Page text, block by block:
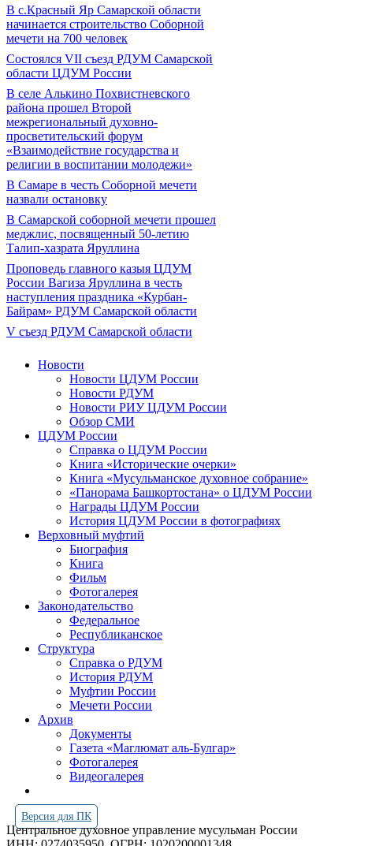
В с.Красный Яр Самарской области
начинается строительство Соборной
мечети на 700 человек
Состоялся VII съезд РДУМ Самарской
области ЦДУМ России
В селе Алькино Похвистневского
района прошел Второй
межрегиональный духовно-
просветительский форум
«Взаимодействие государства и
религии в воспитании молодежи»
В Самаре в честь Соборной мечети
назвали остановку
В Самарской соборной мечети прошел
меджлис, посвященный 50-летию
Талип-хазрата Яруллина
Проповедь главного казыя ЦДУМ
России Вагиза Яруллина в честь
наступления праздника «Курбан-
Байрам» РДУМ Самарской области
V съезд РДУМ Самарской области
Новости
Новости ЦДУМ России
Новости РДУМ
Новости РИУ ЦДУМ России
Обзор СМИ
ЦДУМ России
Справка о ЦДУМ России
Книга «Исторические очерки»
Книга «Мусульманское духовное собрание»
«Панорама Башкортостана» о ЦДУМ России
Награды ЦДУМ России
История ЦДУМ России в фотографиях
Верховный муфтий
Биография
Книга
Фильм
Фотогалерея
Законодательство
Федеральное
Республиканское
Структура
Справка о РДУМ
История РДУМ
Муфтии России
Мечети России
Архив
Документы
Газета «Маглюмат аль-Булгар»
Фотогалерея
Видеогалерея
Версия для ПК
Центральное духовное управление мусульман России